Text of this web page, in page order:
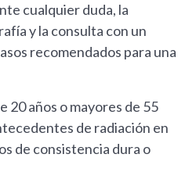
cualquier duda, la
y la consulta con un
recomendados para una
20 años o mayores de 55
de radiación en
de consistencia dura o